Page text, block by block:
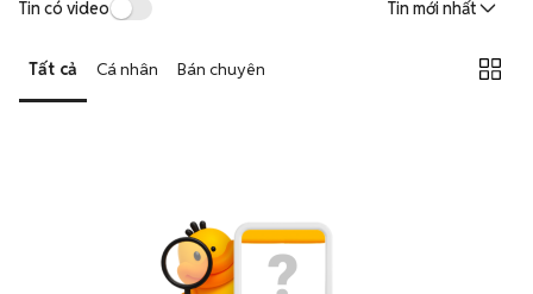
Tin có video Tin mới nhất
Tất cả Cá nhân Bán chuyên